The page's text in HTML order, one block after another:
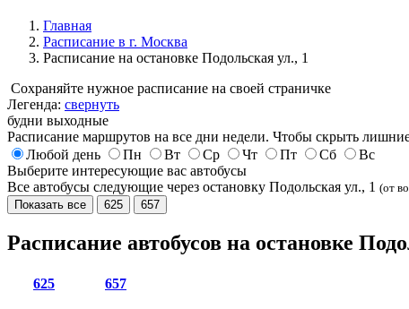
Главная
Расписание в г. Москва
Расписание на остановке Подольская ул., 1
Сохраняйте нужное расписание на своей страничке
Легенда: свернуть
будни выходные
Расписание маршрутов на все дни недели. Чтобы скрыть
Любой день
Пн Вт Ср Чт Пт Сб
Вс
Выберите интересующие вас автобусы
Все автобусы следующие через остановку Подольская ул., 1 (от
Показать все
625 657
Расписание автобусов на остановке
625 657